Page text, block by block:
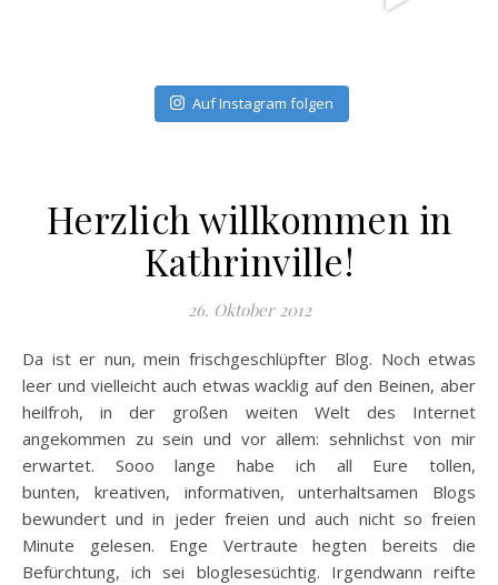
Auf Instagram folgen
Herzlich willkommen in
Kathrinville!
26. Oktober 2012
Da ist er nun, mein frischgeschlüpfter Blog. Noch etwas
leer und vielleicht auch etwas wacklig auf den Beinen, aber
heilfroh, in der großen weiten Welt des Internet
angekommen zu sein und vor allem: sehnlichst von mir
erwartet. Sooo lange habe ich all Eure tollen,
bunten, kreativen, informativen, unterhaltsamen Blogs
bewundert und in jeder freien und auch nicht so freien
Minute gelesen. Enge Vertraute hegten bereits die
Befürchtung, ich sei bloglesesüchtig. Irgendwann reifte